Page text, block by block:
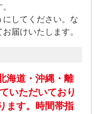
してください。な
届けいたします。
海道・沖縄・離
いただいており
ます。時間帯指